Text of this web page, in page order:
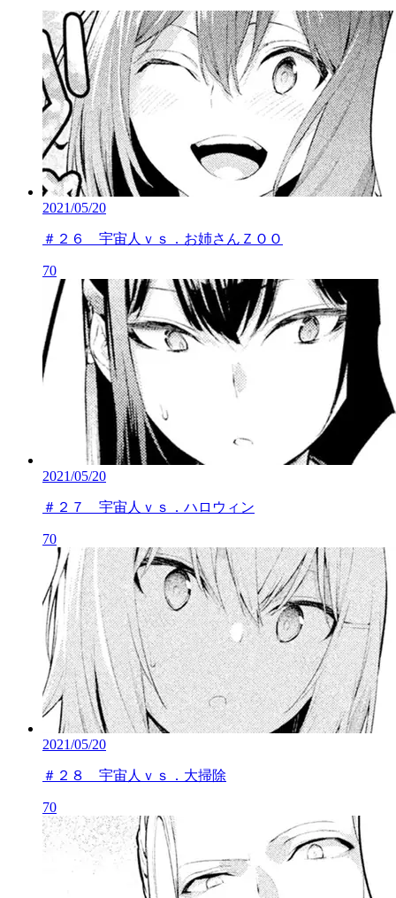
2021/05/20
＃２６ 宇宙人ｖｓ．お姉さんＺＯＯ
70
2021/05/20
＃２７ 宇宙人ｖｓ．ハロウィン
70
2021/05/20
＃２８ 宇宙人ｖｓ．大掃除
70